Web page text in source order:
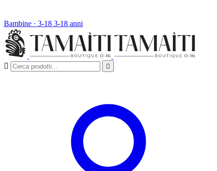
Bambine · 3-18 3-18 anni
 